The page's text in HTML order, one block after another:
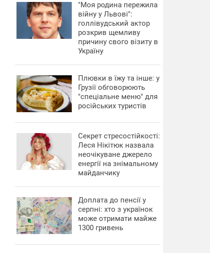
"Моя родина пережила
війну у Львові":
голлівудський актор
розкрив щемливу
причину свого візиту в
Україну
Плювки в їжу та інше: у
Грузії обговорюють
"спеціальне меню" для
російських туристів
Секрет стресостійкості:
Леся Нікітюк назвала
неочікуване джерело
енергії на знімальному
майданчику
Доплата до пенсії у
серпні: хто з українок
може отримати майже
1300 гривень